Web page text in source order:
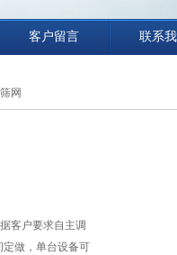
客户留言 联系
网
客户要求自主调
定做，单台设备可